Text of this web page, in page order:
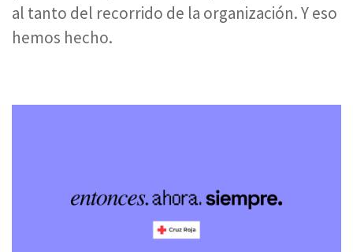
al tanto del recorrido de la organización. Y eso
hemos hecho.